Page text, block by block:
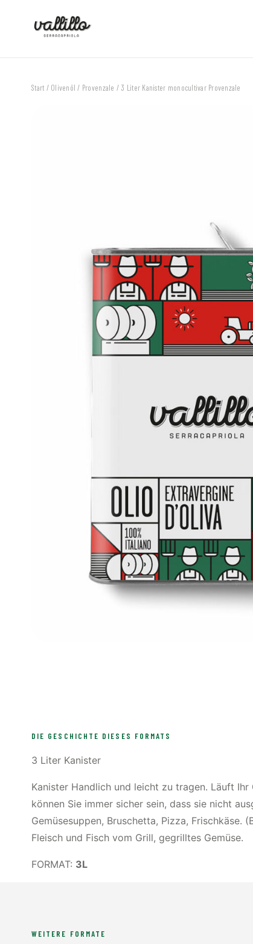
Start / Olivenöl / Provenzale / 3 Liter Kanister monocultivar Provenzale
DIE GESCHICHTE DIESES FORMATS
3 Liter Kanister
Kanister Handlich und leicht zu tragen. Läuft
können Sie immer sicher sein, dass sie nicht
Gemüsesuppen, Bruschetta, Pizza, Frischkäse.
Fleisch und Fisch vom Grill, gegrilltes Gemüse.
FORMAT: 3L
WEITERE FORMATE